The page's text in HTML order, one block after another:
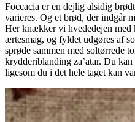
Foccacia er en dejlig alsidig
varieres. Og et brød, der indgår
Her knækker vi hvededejen
ærtesmag, og fyldet udgøres af
sprøde sammen med soltørrede
krydderiblanding za’atar. Du
ligesom du i det hele taget kan